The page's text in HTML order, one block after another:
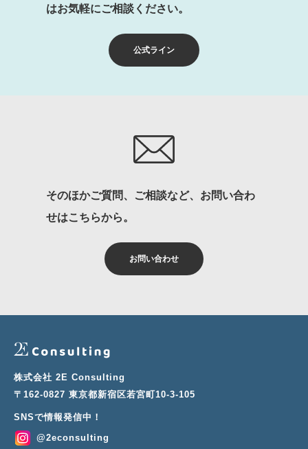
公式ライン
はお気軽にご相談ください。
お問い合わせ
そのほかご質問、ご相談など、お問い合わ
せはこちらから。
株式会社 2E Consulting
〒162-0827 東京都新宿区若宮町10-3-105